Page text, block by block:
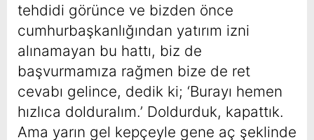
tehdidi görünce ve bizden önce
cumhurbaşkanlığından yatırım izni
alınamayan bu hattı, biz de
başvurmamıza rağmen bize de ret
cevabı gelince, dedik ki; ‘Burayı hemen
hızlıca dolduralım.’ Doldurduk, kapattık.
Ama yarın gel kepçeyle gene aç şeklinde